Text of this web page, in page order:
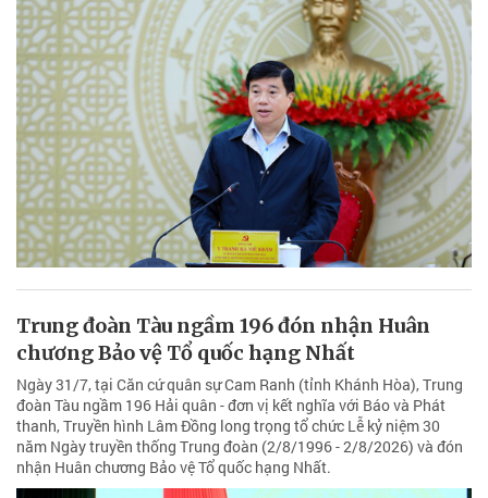
Trung đoàn Tàu ngầm 196 đón nhận Huân
chương Bảo vệ Tổ quốc hạng Nhất
Ngày 31/7, tại Căn cứ quân sự Cam Ranh (tỉnh Khánh Hòa), Trung
đoàn Tàu ngầm 196 Hải quân - đơn vị kết nghĩa với Báo và Phát
thanh, Truyền hình Lâm Đồng long trọng tổ chức Lễ kỷ niệm 30
năm Ngày truyền thống Trung đoàn (2/8/1996 - 2/8/2026) và đón
nhận Huân chương Bảo vệ Tổ quốc hạng Nhất.